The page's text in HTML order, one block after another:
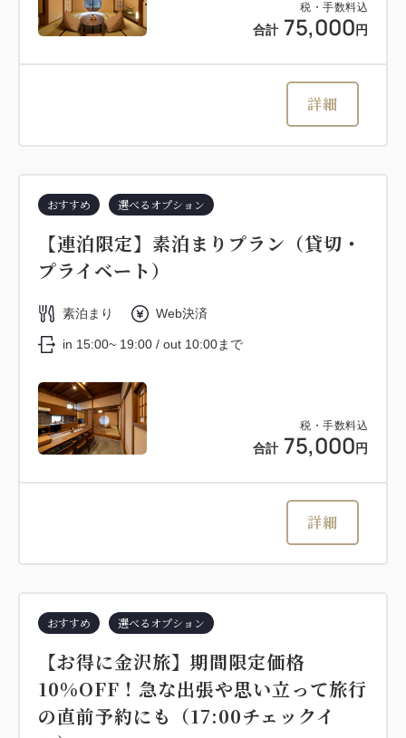
税・手数料込
合計 75,000 円
詳細
税・手数料込
合計 75,000 円
おすすめ 選べるオプション
【連泊限定】素泊まりプラン（貸切・
プライベート）
素泊まり Web決済
in 15:00~ 19:00 / out 10:00まで
詳細
おすすめ 選べるオプション
【お得に金沢旅】期間限定価格
10%OFF！急な出張や思い立って旅行
の直前予約にも（17:00チェックイ